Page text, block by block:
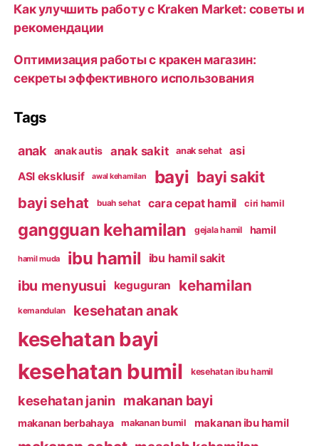
Как улучшить работу с Kraken Market: советы и
рекомендации
Оптимизация работы с кракен магазин:
секреты эффективного использования
Tags
anak anak autis anak sakit anak sehat
asi
ASI eksklusif
awal kehamilan bayi bayi sakit
bayi sehat buah sehat cara cepat hamil ciri hamil
gangguan kehamilan gejala hamil hamil
hamil muda ibu hamil ibu hamil sakit
ibu menyusui keguguran kehamilan
kemandulan kesehatan anak
kesehatan bayi
kesehatan bumil kesehatan ibu hamil
kesehatan janin makanan bayi
makanan berbahaya makanan bumil makanan ibu hamil